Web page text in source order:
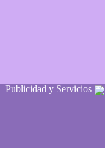
Publicidad y Servicios